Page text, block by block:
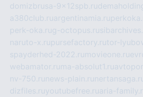
domizbrusa-9x12spb.ru
a380club.ruargentinamia.ru
perk-oka.rug-octopus.ru
naruto-x.rupursefactory.rutor-
spayderhed-2022.ru movieone.ru
webamator.ru ma-absolut1.ru
nv-750.ru news-plain.ru
dizfiles.ruyoutubefree.ruaria-